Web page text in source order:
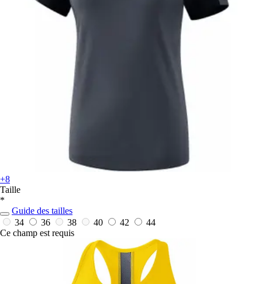
+8
Taille
*
Guide des tailles
34
36 38 40 42
44
Ce champ est requis